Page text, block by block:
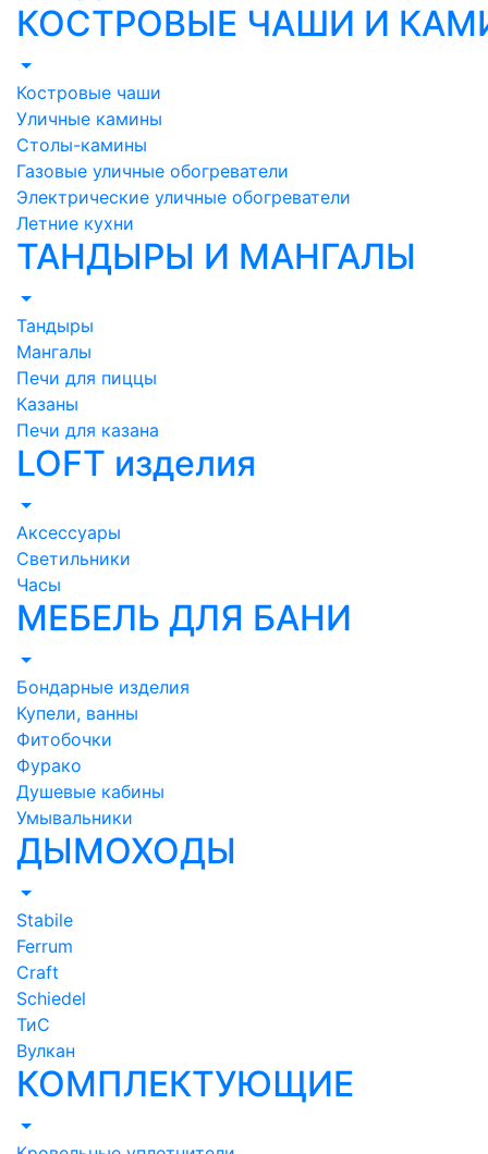
КОСТРОВЫЕ ЧАШИ И
Костровые чаши
Уличные камины
Столы-камины
Газовые уличные обогреватели
Электрические уличные обогреватели
Летние кухни
ТАНДЫРЫ И МАНГАЛЫ
Тандыры
Мангалы
Печи для пиццы
Казаны
Печи для казана
LOFT изделия
Аксессуары
Светильники
Часы
МЕБЕЛЬ ДЛЯ БАНИ
Бондарные изделия
Купели, ванны
Фитобочки
Фурако
Душевые кабины
Умывальники
ДЫМОХОДЫ
Stabile
Ferrum
Craft
Schiedel
ТиС
Вулкан
КОМПЛЕКТУЮЩИЕ